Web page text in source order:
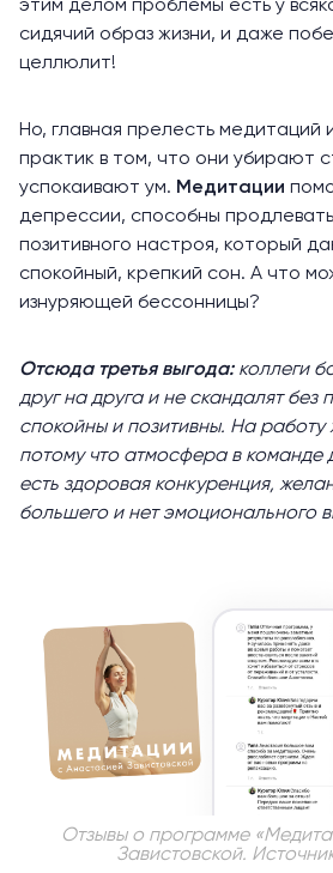
этим делом проблемы есть у
сидячий образ жизни, и даже
целлюлит!
Но, главная прелесть медитаций
практик в том, что они убирают
успокаивают ум. Медитации
депрессии, способны продлевать
позитивного настроя, который
спокойный, крепкий сон. А что
изнуряющей бессонницы?
Отсюда третья выгода: коллеги
друг на друга и не скандалят без
спокойны и позитивны. На работу
потому что атмосфера в команде
есть здоровая конкуренция,
большего и нет эмоционального
Отзывы о программе
Завистовской.